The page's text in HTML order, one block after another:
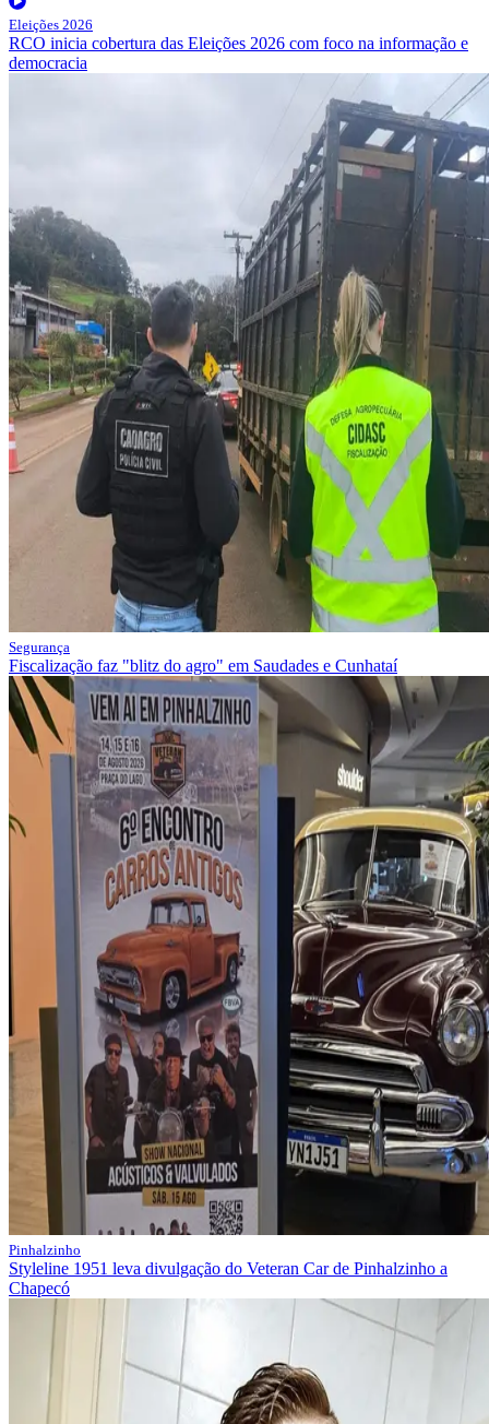
Eleições 2026
RCO inicia cobertura das Eleições 2026 com foco na informação e
democracia
Segurança
Fiscalização faz "blitz do agro" em Saudades e Cunhataí
Pinhalzinho
Styleline 1951 leva divulgação do Veteran Car de Pinhalzinho a
Chapecó